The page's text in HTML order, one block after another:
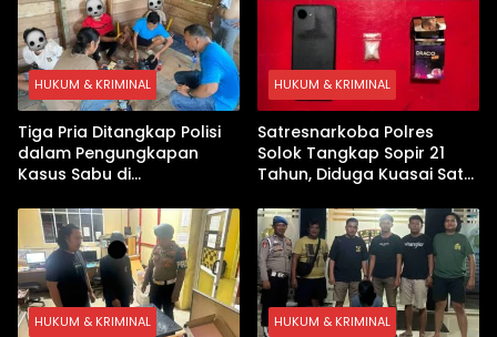
HUKUM & KRIMINAL
Tiga Pria Ditangkap Polisi
dalam Pengungkapan
Kasus Sabu di
Digital hingga Bong Disita
HUKUM & KRIMINAL
Satresnarkoba Polres
Solok Tangkap Sopir 21
Tahun, Diduga Kuasai Satu
HUKUM & KRIMINAL HUKUM & KRIMINAL